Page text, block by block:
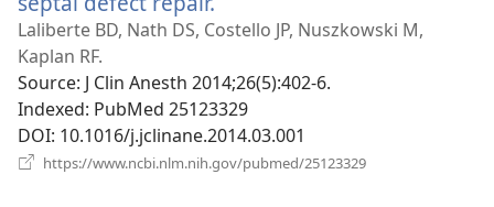
у
вікні)
Laliberte BD, Nath DS, Costello JP, Nuszkowski M,
Kaplan RF.
Source‎: J Clin Anesth 2014;26(5):402-6.
Indexed‎: PubMed 25123329
DOI‎: 10.1016/j.jclinane.2014.03.001
https://www.ncbi.nlm.nih.gov/pubmed/25123329